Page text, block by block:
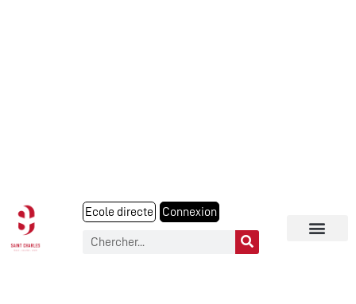
Ecole directe Connexion